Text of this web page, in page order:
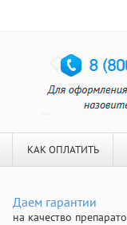
КАК ОПЛАТИТЬ
Даем гарантии
на качество